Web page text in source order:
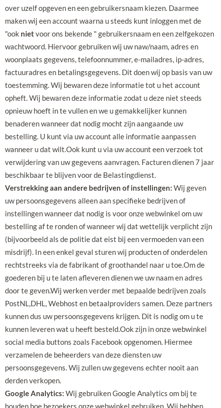
over uzelf opgeven en een gebruikersnaam kiezen. Daarmee
maken wij een account waarna u steeds kunt inloggen met de
"ook nietvoor ons bekende " gebruikersnaam en een zelfgekozen
wachtwoord. Hiervoor gebruiken wij uw naw/naam, adres en
woonplaats gegevens, telefoonnummer, e-mailadres, ip-adres,
factuuradres en betalingsgegevens. Dit doen wij op basis van uw
toestemming. Wij bewaren deze informatie tot u het account
opheft. Wij bewaren deze informatie zodat u deze niet steeds
opnieuw hoeft in te vullen en we u gemakkelijker kunnen
benaderen wanneer dat nodig mocht zijn aangaande uw
bestelling. U kunt via uw account alle informatie aanpassen
wanneer u dat wilt.Ook kunt u via uw account een verzoek tot
verwijdering van uw gegevens aanvragen. Facturen dienen 7 jaar
beschikbaar te blijven voor de Belastingdienst.
Verstrekking aan andere bedrijven of instellingen: Wij geven
uw persoonsgegevens alleen aan specifieke bedrijven of
instellingen wanneer dat nodig is voor onze webwinkel om uw
bestelling af te ronden of wanneer wij dat wettelijk verplicht zijn
(bijvoorbeeld als de politie dat eist bij een vermoeden van een
misdrijf). In een enkel geval sturen wij producten of onderdelen
rechtstreeks via de fabrikant of groothandel naar u toe.Om de
goederen bij u te laten afleveren dienen we uw naam en adres
door te geven.Wij werken verder met bepaalde bedrijven zoals
PostNL,DHL, Webhost en betaalproviders samen. Deze partners
kunnen dus uw persoonsgegevens krijgen. Dit is nodig om u te
kunnen leveren wat u heeft besteld.Ook zijn in onze webwinkel
social media buttons zoals Facebook opgenomen. Hiermee
verzamelen de beheerders van deze diensten uw
persoonsgegevens. Wij zullen uw gegevens echter nooit aan
derden verkopen.
Google Analytics: Wij gebruiken Google Analytics om bij te
houden hoe bezoekers onze webwinkel gebruiken. Wij hebben